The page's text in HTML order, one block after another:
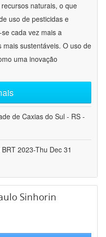
naturais, o que
uso de pesticidas e
cada vez mais a
mais sustentáveis. O uso de
uma inovação
de Caxias do Sul - RS -
2023-Thu Dec 31
Sinhorin